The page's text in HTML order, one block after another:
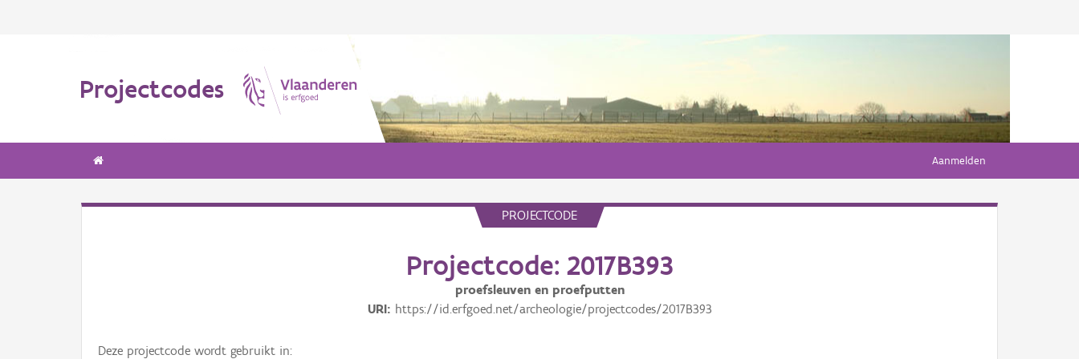
Projectcodes
Aanmelden
PROJECTCODE
Projectcode: 2017B393
proefsleuven en proefputten
URI
https://id.erfgoed.net/archeologie/projectcodes/2017B393
Deze projectcode wordt gebruikt in: